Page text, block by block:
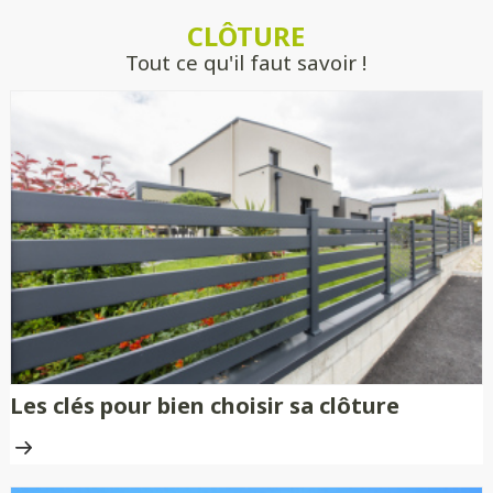
engagement.CLÔTURE
Tout ce qu'il faut savoir !
Les clés pour bien choisir sa clôture